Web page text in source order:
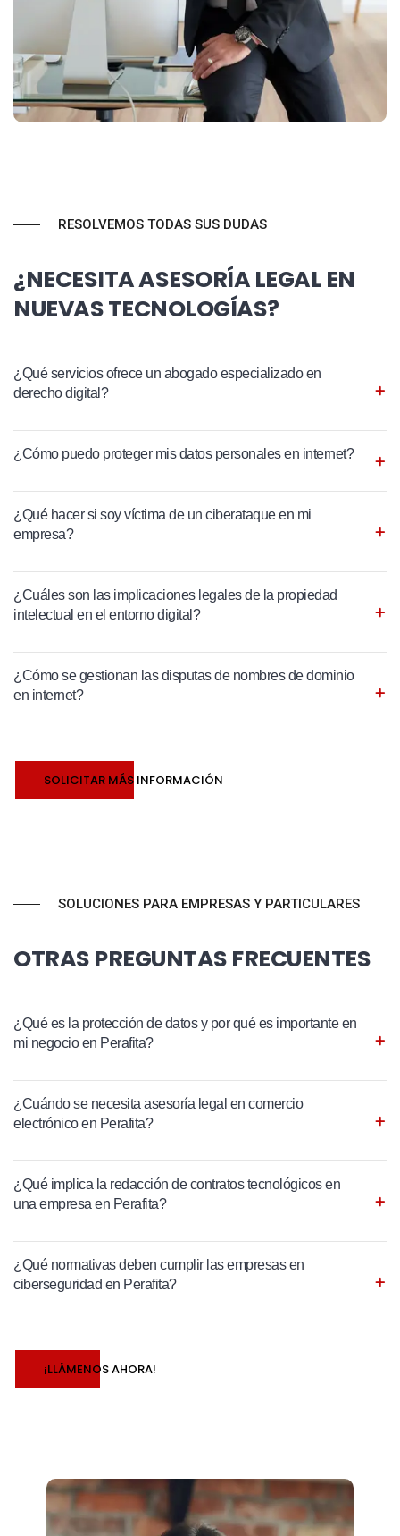
RESOLVEMOS TODAS SUS DUDAS
¿NECESITA ASESORÍA LEGAL EN
NUEVAS TECNOLOGÍAS?
¿Qué servicios ofrece un abogado especializado en
derecho digital?
¿Cómo puedo proteger mis datos personales en internet?
¿Qué hacer si soy víctima de un ciberataque en mi
empresa?
¿Cuáles son las implicaciones legales de la propiedad
intelectual en el entorno digital?
¿Cómo se gestionan las disputas de nombres de dominio
en internet?
SOLICITAR MÁS INFORMACIÓN
SOLUCIONES PARA EMPRESAS Y PARTICULARES
OTRAS PREGUNTAS FRECUENTES
¿Qué es la protección de datos y por qué es importante en
mi negocio en Perafita?
¿Cuándo se necesita asesoría legal en comercio
electrónico en Perafita?
¿Qué implica la redacción de contratos tecnológicos en
una empresa en Perafita?
¿Qué normativas deben cumplir las empresas en
ciberseguridad en Perafita?
¡LLÁMENOS AHORA!